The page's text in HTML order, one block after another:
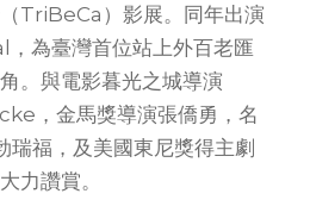
TriBeCa ）影展。同年出演
，為臺灣首位站上外百老匯
。與電影暮光之城導演
，金馬獎導演張僑勇，名
瑞福，及美國東尼獎得主劇
力讚賞。